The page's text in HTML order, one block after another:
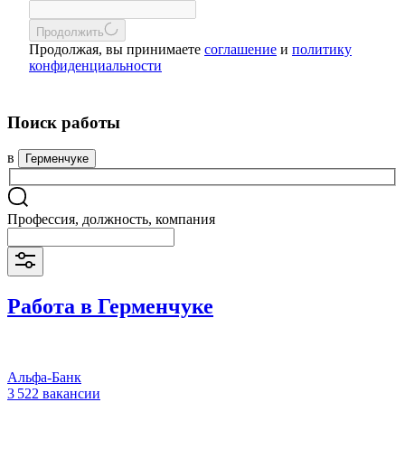
Продолжить
Продолжая, вы принимаете соглашение и политику
конфиденциальности
Поиск работы
в Герменчуке
Профессия, должность, компания
Работа в Герменчуке
Альфа-Банк
3 522 вакансии